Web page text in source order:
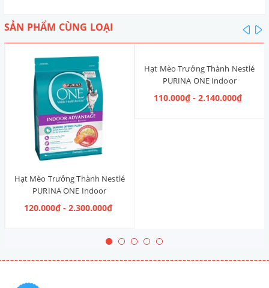
SẢN PHẨM CÙNG LOẠI
Hạt Mèo Trưởng Thành Nestlé
PURINA ONE Indoor
Advantage Salmon & Tuna [Vị
Cá Hồi & Cá Ngừ]
120.000₫ - 2.300.000₫
Hạt Mèo Trưởng Thành Nestlé
PURINA ONE Indoor
Advantage [Vị Gà]
110.000₫ - 2.140.000₫